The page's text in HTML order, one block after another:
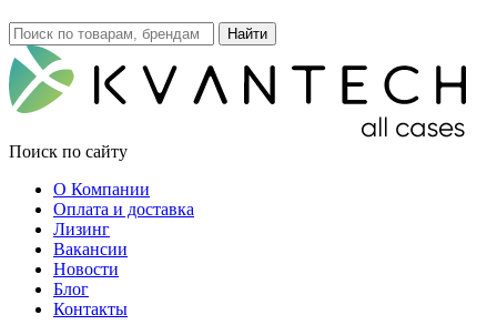
Поиск по сайту
О Компании
Оплата и доставка
Лизинг
Вакансии
Новости
Блог
Контакты